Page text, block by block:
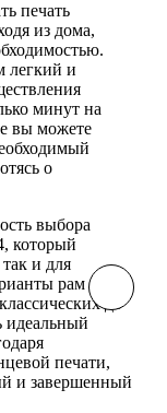
печать
из дома,
легкий и
минут на
вы можете
о
выбора
который
и для
рам
до
идеальный
печати,
и завершенный